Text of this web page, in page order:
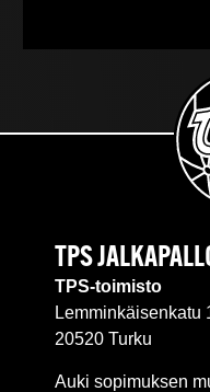
TPS
TPS-toimisto
Lemminkäisenkatu
20520 Turku
Auki sopimuksen